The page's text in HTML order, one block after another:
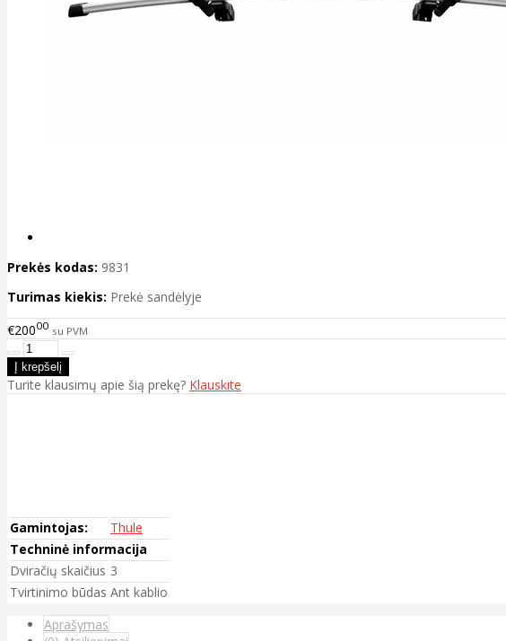
Prekės kodas: 9831
Turimas kiekis: Prekė sandėlyje
€20000 su PVM
Turite klausimų apie šią prekę? Klauskite
Gamintojas:
Thule
Techninė informacija
Dviračių skaičius 3
Tvirtinimo būdas Ant kablio
Aprašymas